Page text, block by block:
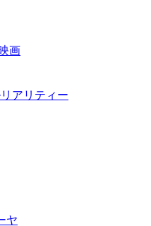
画
アリティー
ヤ